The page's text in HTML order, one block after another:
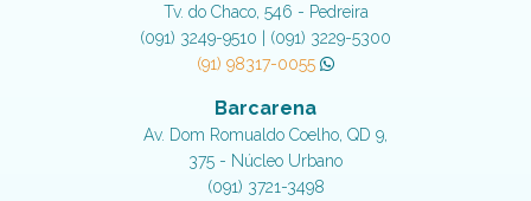
Tv. do Chaco, 546 - Pedreira
(091) 3249-9510 | (091) 3229-5300
(91) 98317-0055
Barcarena
Av. Dom Romualdo Coelho, QD 9,
375 - Núcleo Urbano
(091) 3721-3498